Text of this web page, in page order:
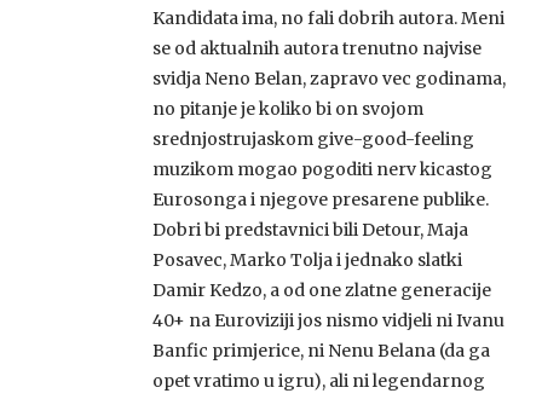
Kandidata ima, no fali dobrih autora. Meni
se od aktualnih autora trenutno najvise
svidja Neno Belan, zapravo vec godinama,
no pitanje je koliko bi on svojom
srednjostrujaskom give-good-feeling
muzikom mogao pogoditi nerv kicastog
Eurosonga i njegove presarene publike.
Dobri bi predstavnici bili Detour, Maja
Posavec, Marko Tolja i jednako slatki
Damir Kedzo, a od one zlatne generacije
40+ na Euroviziji jos nismo vidjeli ni Ivanu
Banfic primjerice, ni Nenu Belana (da ga
opet vratimo u igru), ali ni legendarnog